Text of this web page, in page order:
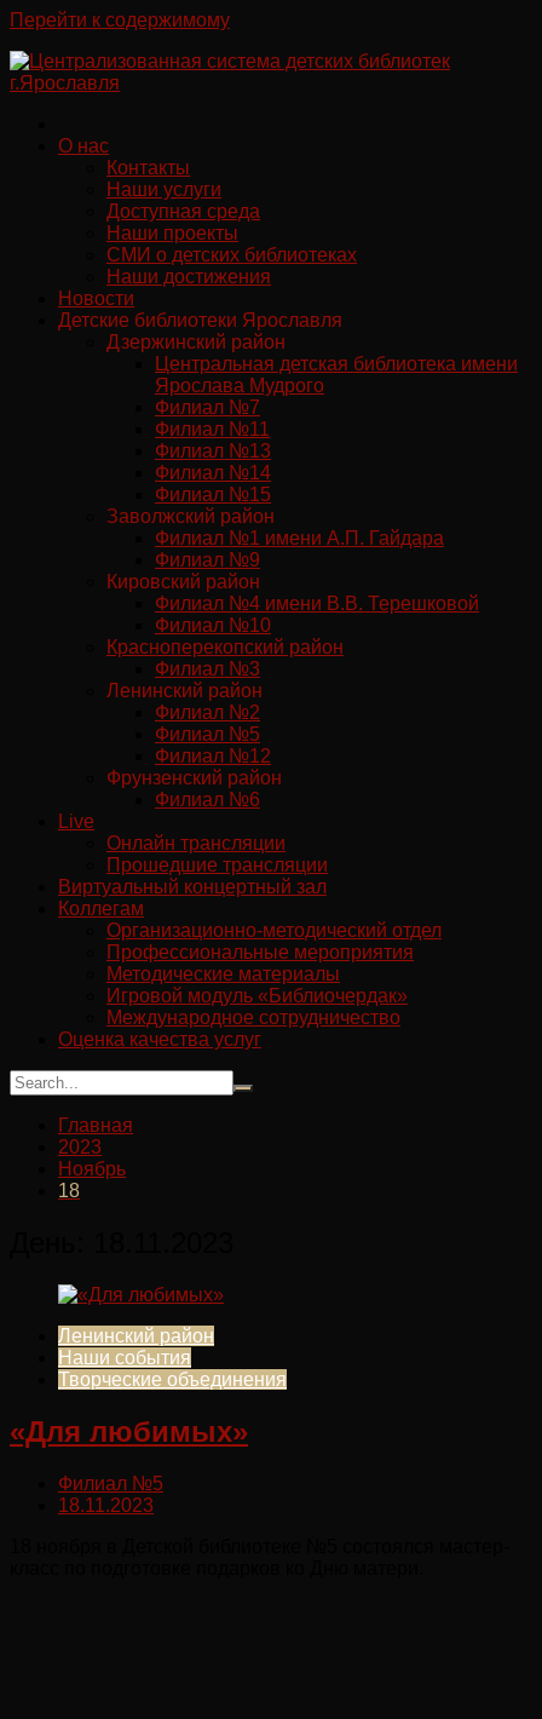
Перейти к содержимому
О нас
Контакты
Наши услуги
Доступная среда
Наши проекты
СМИ о детских библиотеках
Наши достижения
Новости
Детские библиотеки Ярославля
Дзержинский район
Центральная детская библиотека имени
Ярослава Мудрого
Филиал №7
Филиал №11
Филиал №13
Филиал №14
Филиал №15
Заволжский район
Филиал №1 имени А.П. Гайдара
Филиал №9
Кировский район
Филиал №4 имени В.В. Терешковой
Филиал №10
Красноперекопский район
Филиал №3
Ленинский район
Филиал №2
Филиал №5
Филиал №12
Фрунзенский район
Филиал №6
Live
Онлайн трансляции
Прошедшие трансляции
Виртуальный концертный зал
Коллегам
Организационно-методический отдел
Профессиональные мероприятия
Методические материалы
Игровой модуль «Библиочердак»
Международное сотрудничество
Оценка качества услуг
Главная
2023
Ноябрь
18
Ленинский район
Наши события
Творческие объединения
«Для любимых»
Филиал №5
18.11.2023